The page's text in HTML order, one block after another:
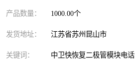
产品数量： 1000.00个
发货地址： 江苏省苏州昆山市
关键词： 中卫快恢复二极管模块电话